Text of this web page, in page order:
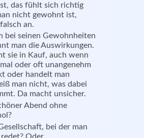
das fühlt sich richtig
nicht gewohnt ist,
an.
bei seinen Gewohnheiten
man die Auswirkungen.
sie in Kauf, auch wenn
oder oft unangenehm
oder handelt man
man nicht, was dabei
Da macht unsicher.
Abend ohne
bei der man